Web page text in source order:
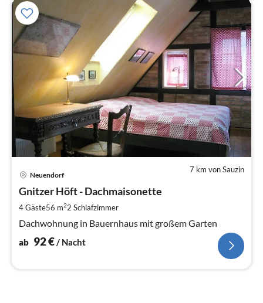
7 km von Sauzin
Neuendorf
Gnitzer Höft - Dachmaisonette
4 Gäste56 m22 Schlafzimmer
Dachwohnung in Bauernhaus mit großem Garten
ab 92€/ Nacht